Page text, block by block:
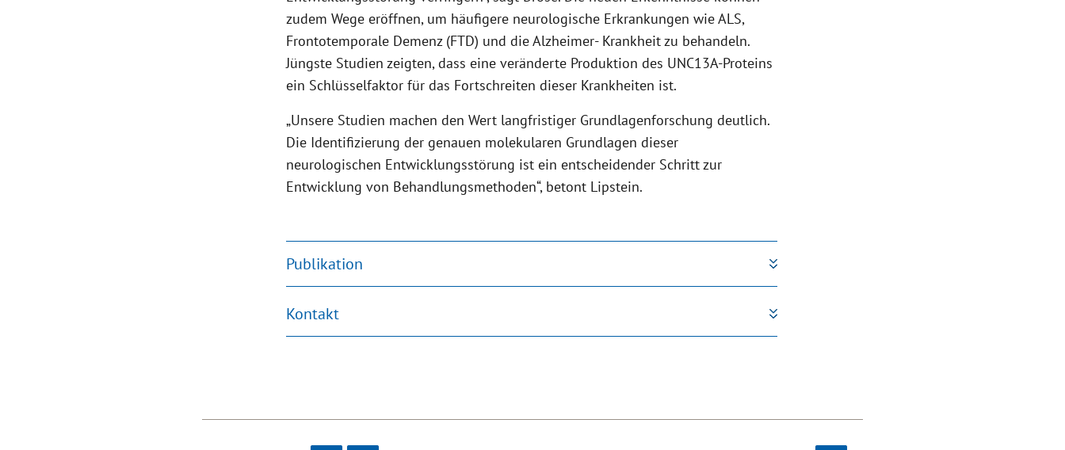
zudem Wege eröffnen, um häufigere neurologische Erkrankungen wie ALS,
Frontotemporale Demenz (FTD) und die Alzheimer- Krankheit zu behandeln.
Jüngste Studien zeigten, dass eine veränderte Produktion des UNC13A-Proteins
ein Schlüsselfaktor für das Fortschreiten dieser Krankheiten ist.
„Unsere Studien machen den Wert langfristiger Grundlagenforschung deutlich.
Die Identifizierung der genauen molekularen Grundlagen dieser
neurologischen Entwicklungsstörung ist ein entscheidender Schritt zur
Entwicklung von Behandlungsmethoden“, betont Lipstein.
Publikation
Kontakt